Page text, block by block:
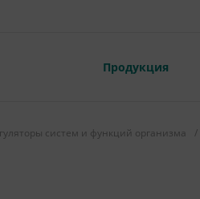
Продукция
систем и функций организма /